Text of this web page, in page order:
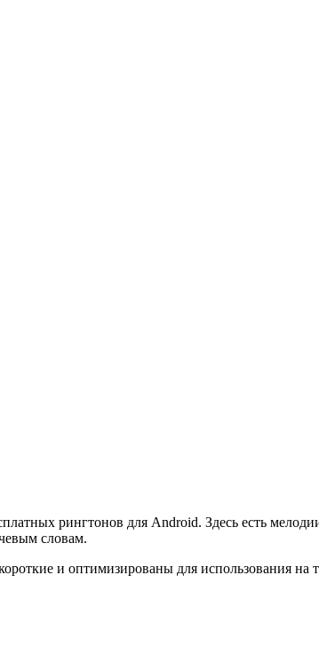
рингтонов для Android. Здесь есть
словам.
и оптимизированы для использования на